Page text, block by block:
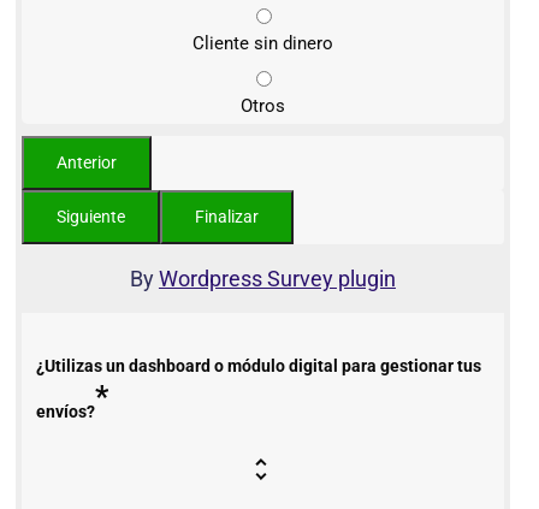
Cliente sin dinero
Otros
ByWordpress Survey plugin
¿Utilizas un dashboard o módulo digital para gestionar tus
envíos?*